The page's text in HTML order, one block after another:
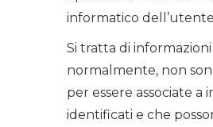
informatico
Si tratta di
normalmente, non
per essere associate a
identificati e che